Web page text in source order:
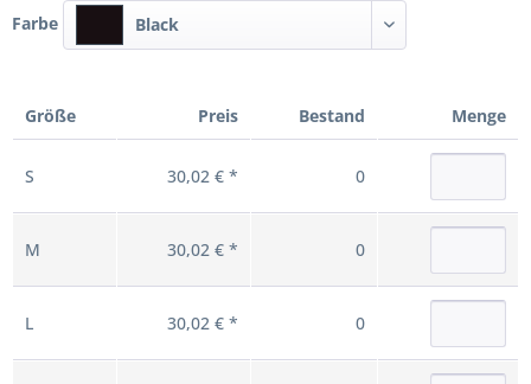
Farbe Black
Größe Preis Bestand Menge
S 30,02 € * 0
M 30,02 € * 0
L 30,02 € * 0